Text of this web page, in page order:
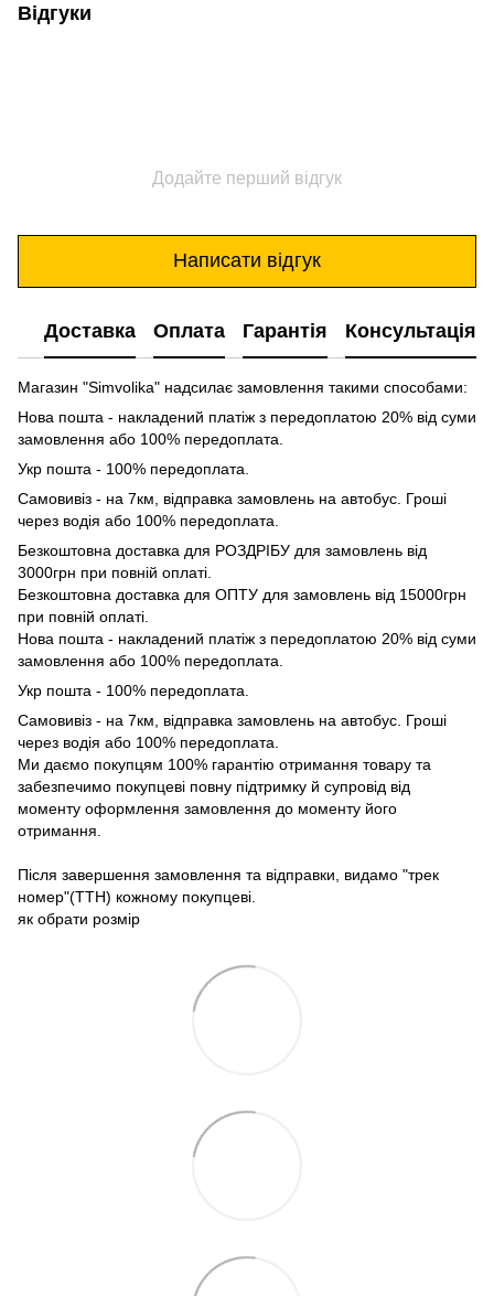
Відгуки
Додайте перший відгук
Написати відгук
Доставка Оплата Гарантія Консультація
Магазин "Simvolika" надсилає замовлення такими способами:
Нова пошта - накладений платіж з передоплатою 20% від суми
замовлення або 100% передоплата.
Укр пошта - 100% передоплата.
Самовивіз - на 7км, відправка замовлень на автобус. Гроші
через водія або 100% передоплата.
Безкоштовна доставка для РОЗДРІБУ для замовлень від
3000грн при повній оплаті.
Безкоштовна доставка для ОПТУ для замовлень від 15000грн
при повній оплаті.
Нова пошта - накладений платіж з передоплатою 20% від суми
замовлення або 100% передоплата.
Укр пошта - 100% передоплата.
Самовивіз - на 7км, відправка замовлень на автобус. Гроші
через водія або 100% передоплата.
Ми даємо покупцям 100% гарантію отримання товару та
забезпечимо покупцеві повну підтримку й супровід від
моменту оформлення замовлення до моменту його
отримання.
Після завершення замовлення та відправки, видамо "трек
номер"(ТТН) кожному покупцеві.
як обрати розмір